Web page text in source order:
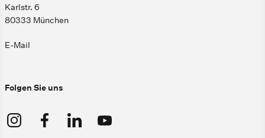
Karlstr. 6
80333 München
E-Mail
Folgen Sie uns